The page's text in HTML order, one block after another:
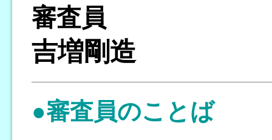
審査員
吉増剛造
●審査員のことば